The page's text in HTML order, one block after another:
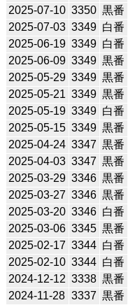
2025-07-10 3350 黒番
2025-07-03 3349 白番
2025-06-19 3349 白番
2025-06-09 3349 黒番
2025-05-29 3349 黒番
2025-05-21 3349 黒番
2025-05-19 3349 白番
2025-05-15 3349 黒番
2025-04-24 3347 黒番
2025-04-03 3347 黒番
2025-03-29 3346 黒番
2025-03-27 3346 黒番
2025-03-20 3346 白番
2025-03-06 3345 黒番
2025-02-17 3344 白番
2025-02-10 3344 白番
2024-12-12 3338 黒番
2024-11-28 3337 黒番